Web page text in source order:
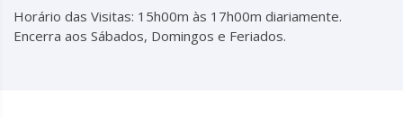
Horário das Visitas: 15h00m às 17h00m diariamente.
Encerra aos Sábados, Domingos e Feriados.